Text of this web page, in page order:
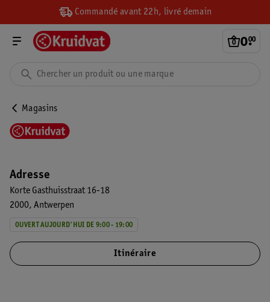
Commandé avant 22h, livré demain
0.
00
Magasins
Adresse
Korte Gasthuisstraat 16-18
2000 Antwerpen
OUVERT AUJOURD'HUI DE 9:00 - 19:00
Itinéraire